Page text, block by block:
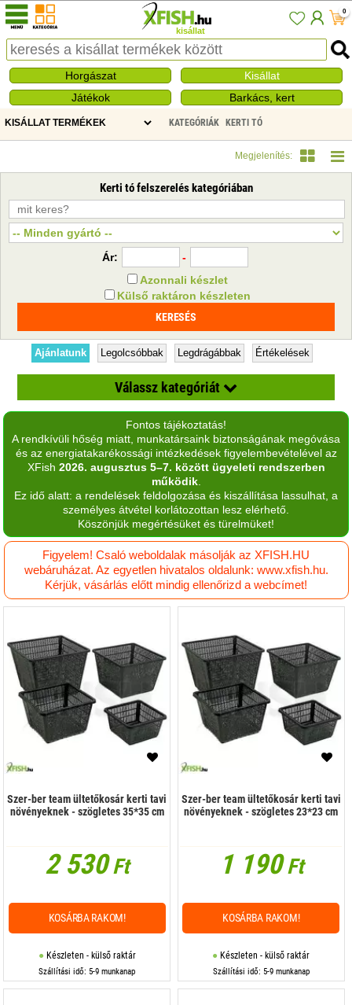
kisállat
0
Horgászat
Kisállat
Játékok
Barkács, kert
KATEGÓRIÁK KERTI TÓ
Megjelenítés:
Kerti tó felszerelés kategóriában
Ár:
-
Azonnali készlet
Külső raktáron készleten
Ajánlatunk Legolcsóbbak Legdrágábbak Értékelések
Válassz kategóriát
Kerti tó felszerelés
Kerti tó kiegészítők
Kerti tó levegőztetés
Kerti tó szűrés
Tavi hal eledel
Vízkezelés
Fontos tájékoztatás!
A rendkívüli hőség miatt, munkatársaink biztonságának megóvása
és az energiatakarékossági intézkedések figyelembevételével az
XFish 2026. augusztus 5–7. között ügyeleti rendszerben
működik.
Ez idő alatt: a rendelések feldolgozása és kiszállítása lassulhat, a
személyes átvétel korlátozottan lesz elérhető.
Köszönjük megértésüket és türelmüket!
Figyelem! Csaló weboldalak másolják az XFISH.HU
webáruházat. Az egyetlen hivatalos oldalunk: www.xfish.hu.
Kérjük, vásárlás előtt mindig ellenőrizd a webcímet!
Szer-ber team ültetőkosár kerti tavi
növényeknek - szögletes 35*35 cm
2 530Ft
Készleten - külső raktár
Szállítási idő: 5-9 munkanap
KOSÁRBA RAKOM!
Szer-ber team ültetőkosár kerti tavi
növényeknek - szögletes 23*23 cm
1 190Ft
Készleten - külső raktár
Szállítási idő: 5-9 munkanap
KOSÁRBA RAKOM!